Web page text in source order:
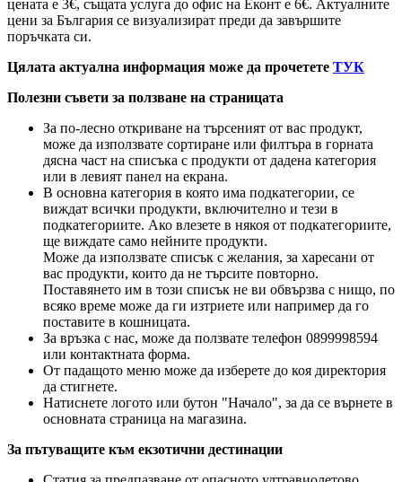
цената е 3€, същата услуга до офис на Еконт е 6€. Актуалните
цени за България се визуализират преди да завършите
поръчката си.
Цялата актуална информация може да прочетете ТУК
Полезни съвети за ползване на страницата
За по-лесно откриване на търсеният от вас продукт,
може да използвате сортиране или филтъра в горната
дясна част на списъка с продукти от дадена категория
или в левият панел на екрана.
В основна категория в която има подкатегории, се
виждат всички продукти, включително и тези в
подкатегориите. Ако влезете в някоя от подкатегориите,
ще виждате само нейните продукти.
Може да използвате списък с желания, за харесани от
вас продукти, които да не търсите повторно.
Поставянето им в този списък не ви обвързва с нищо, по
всяко време може да ги изтриете или например да го
поставите в кошницата.
За връзка с нас, може да ползвате телефон 0899998594
или контактната форма.
От падащото меню може да изберете до коя директория
да стигнете.
Натиснете логото или бутон "Начало", за да се върнете в
основната страница на магазина.
За пътуващите към екзотични дестинации